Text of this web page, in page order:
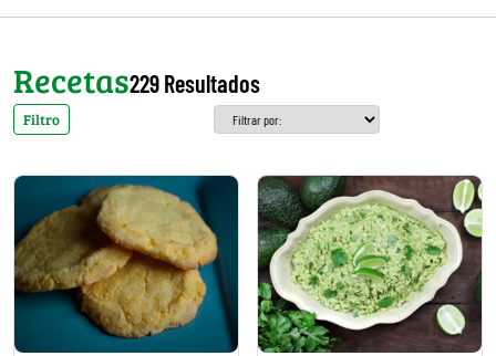
Recetas229 Resultados
Filtro